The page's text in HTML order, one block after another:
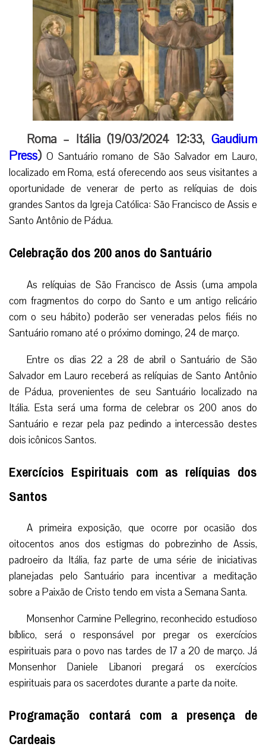
Roma – Itália (19/03/2024 12:33, Gaudium
Press) O Santuário romano de São Salvador em Lauro,
localizado em Roma, está oferecendo aos seus visitantes a
oportunidade de venerar de perto as relíquias de dois
grandes Santos da Igreja Católica: São Francisco de Assis e
Santo Antônio de Pádua.
Celebração dos 200 anos do Santuário
As relíquias de São Francisco de Assis (uma ampola
com fragmentos do corpo do Santo e um antigo relicário
com o seu hábito) poderão ser veneradas pelos fiéis no
Santuário romano até o próximo domingo, 24 de março.
Entre os dias 22 a 28 de abril o Santuário de São
Salvador em Lauro receberá as relíquias de Santo Antônio
de Pádua, provenientes de seu Santuário localizado na
Itália. Esta será uma forma de celebrar os 200 anos do
Santuário e rezar pela paz pedindo a intercessão destes
dois icônicos Santos.
Exercícios Espirituais com as relíquias dos
Santos
A primeira exposição, que ocorre por ocasião dos
oitocentos anos dos estigmas do pobrezinho de Assis,
padroeiro da Itália, faz parte de uma série de iniciativas
planejadas pelo Santuário para incentivar a meditação
sobre a Paixão de Cristo tendo em vista a Semana Santa.
Monsenhor Carmine Pellegrino, reconhecido estudioso
bíblico, será o responsável por pregar os exercícios
espirituais para o povo nas tardes de 17 a 20 de março. Já
Monsenhor Daniele Libanori pregará os exercícios
espirituais para os sacerdotes durante a parte da noite.
Programação contará com a presença de
Cardeais